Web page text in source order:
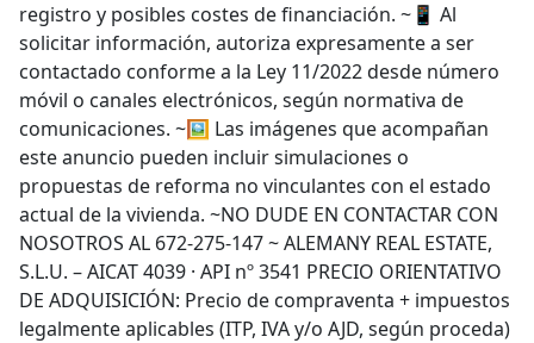
registro y posibles costes de financiación. ~📱 Al
solicitar información, autoriza expresamente a ser
contactado conforme a la Ley 11/2022 desde número
móvil o canales electrónicos, según normativa de
comunicaciones. ~🖼 Las imágenes que acompañan
este anuncio pueden incluir simulaciones o
propuestas de reforma no vinculantes con el estado
actual de la vivienda. ~NO DUDE EN CONTACTAR CON
NOSOTROS AL 672-275-147 ~ ALEMANY REAL ESTATE,
S.L.U. – AICAT 4039 · API nº 3541 PRECIO ORIENTATIVO
DE ADQUISICIÓN: Precio de compraventa + impuestos
legalmente aplicables (ITP, IVA y/o AJD, según proceda)